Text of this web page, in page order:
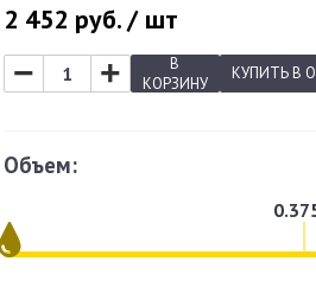
2 452 руб. / шт
− +
В
КОРЗИНУ
КУПИТЬВ
Объем: